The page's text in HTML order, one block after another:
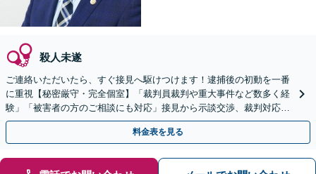
殺人未遂
ご連絡いただいたら、すぐ接見へ駆けつけます！逮捕後の初動を一番
に重視【秘密厳守・完全個室】「裁判員裁判や重大事件など数多く経
験」「被害者の方のご相談にも対応」接見から示談交渉、裁判対応ま
ですべてお任せください【電話・オンライン相談可】
料金表を見る